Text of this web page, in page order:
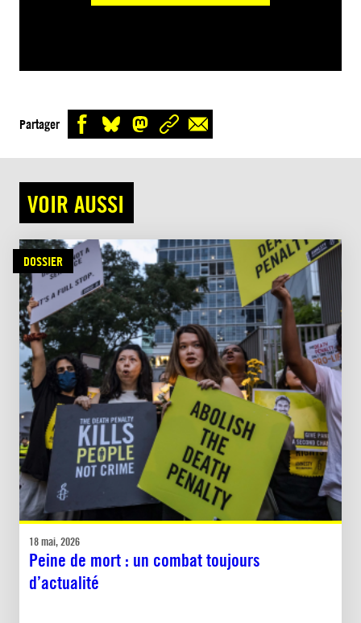
Partager
VOIR AUSSI
DOSSIER
18 mai, 2026
Peine de mort : un combat toujours
d’actualité